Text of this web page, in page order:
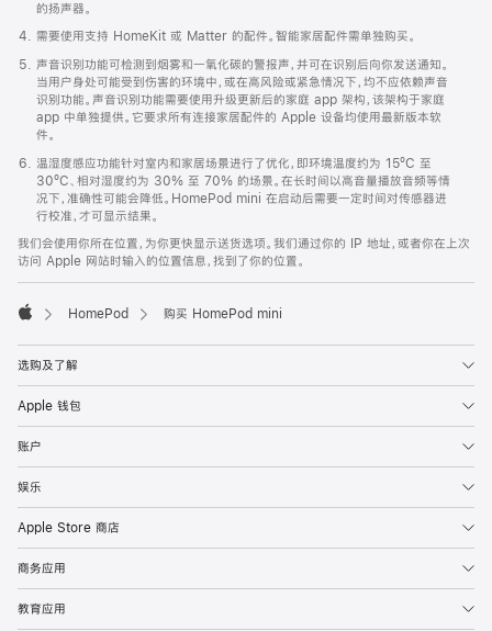
的扬声器。
需要使用支持 HomeKit 或 Matter 的配件。智能家居配件需单独购买。
声音识别功能可检测到烟雾和一氧化碳的警报声，并可在识别后向你发送通知。
当用户身处可能受到伤害的环境中，或在高风险或紧急情况下，均不应依赖声音
识别功能。声音识别功能需要使用升级更新后的家庭 app 架构，该架构于家庭
app 中单独提供。它要求所有连接家居配件的 Apple 设备均使用最新版本软
件。
温湿度感应功能针对室内和家居场景进行了优化，即环境温度约为 15ºC 至
30ºC、相对湿度约为 30% 至 70% 的场景。在长时间以高音量播放音频等情
况下，准确性可能会降低。HomePod mini 在启动后需要一定时间对传感器进
行校准，才可显示结果。
我们会使用你所在位置，为你更快显示送货选项。我们通过你的 IP 地址，或者你在上次
访问 Apple 网站时输入的位置信息，找到了你的位置。
HomePod 购买 HomePod mini
选购及了解
Apple 钱包
账户
娱乐
Apple Store 商店
商务应用
教育应用